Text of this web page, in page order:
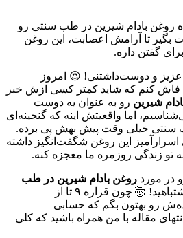
روغن بادام شیرین در طب سنتی رو
بگیر تا آرامش اعصابت، این روغن
گفتن داره.
و دوست‌داشتنی! 😍 امروز
فاش کنم که شاید کمتر کسی ازش خبر
شیرین رو به عنوان یه دوست
اما واقعیتش اینه که گنجینه‌ای
سنتی خیلی وقت پیش بهش پی برده.
اسرارآمیز این روغن شگفت‌انگیز داشته
تو زندگی روزمره ما معجزه کنه.
در مورد روغن بادام شیرین در طب
می‌دونید، سخت در اشتباهید! 🤯 چون قراره ۹ تا از
رو بهتون بگم که حسابی
مقاله با من همراه باشید که کلی